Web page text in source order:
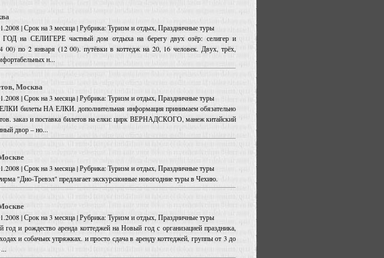
| Срок на 3 месяца | Рубрика: Туризм и отдых, Праздничные туры
на СЕЛИГЕРЕ частный дом отдыха на берегу двух озёр: селигер и
00) по 2 января (12 00). путёвки в коттедж на 20, 16 человек. Двух, трёх,
н...
Москва
| Срок на 3 месяца | Рубрика: Туризм и отдых, Праздничные туры
ЕЛКИ билеты НА ЕЛКИ. дополнительная информация принимаем обязательно
заказ и поставка билетов на елки: цирк ВЕРНАДСКОГО, манеж китайский
двор – но...
| Срок на 3 месяца | Рубрика: Туризм и отдых, Праздничные туры
"Дио-Тревэл" предлагает экскурсионные новогодние туры в Чехию.
| Срок на 3 месяца | Рубрика: Туризм и отдых, Праздничные туры
и рождество аренда коттеджей на Новый год с организацией праздника,
и собачьих упряжках. и просто сдача в аренду коттеджей, группы от 3 до